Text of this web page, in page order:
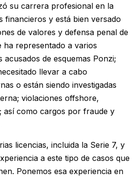
su carrera profesional en la
financieros y está bien versado
de valores y defensa penal de
ha representado a varios
acusados de esquemas Ponzi;
llevar a cabo
o están siendo investigadas
violaciones offshore,
así como cargos por fraude y
licencias, incluida la Serie 7, y
a este tipo de casos que
Ponemos esa experiencia en